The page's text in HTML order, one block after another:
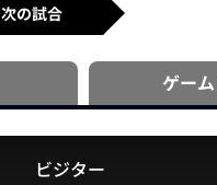
次の試合
ゲーム
ビジター